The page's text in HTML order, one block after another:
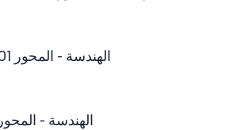
الهندسة - المحور 01 - التّعامد و التّوازي - الجزء 2 - خاصيات التوازي و التعامد
الهندسة - المحور 01 - التّعامد و التّوازي - الجزء 3 - بعد نقطة عن مستقيم